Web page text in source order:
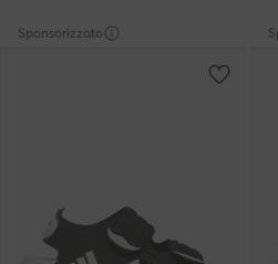
Sponsorizzato